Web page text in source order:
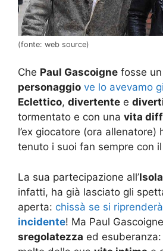
(fonte: web source)
Che Paul Gascoigne fosse
personaggio ve lo avevamo
Eclettico, divertente e
tormentato e con una vita
l’ex giocatore (ora allenatore)
tenuto i suoi fan sempre con il
La sua partecipazione all’
infatti, ha già lasciato gli
aperta: chissà se si
incidente! Ma Paul Gascoigne
sregolatezza ed